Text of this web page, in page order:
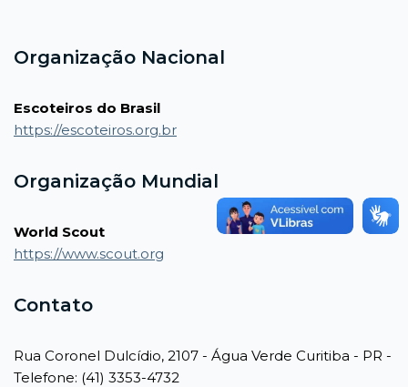
Organização Nacional
Escoteiros do Brasil
https://escoteiros.org.br
Organização Mundial
World Scout
https://www.scout.org
Contato
Rua Coronel Dulcídio, 2107 - Água Verde Curitiba - PR -
Telefone: (41) 3353-4732